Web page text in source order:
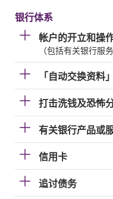
银行体系
帐户的开立和操
（包括有关银行服
「自动交换资料
打击洗钱及恐怖
有关银行产品或
信用卡
追讨债务